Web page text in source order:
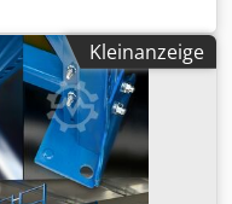
, Belastung pro
, Anzahl der
mm, Lichte Weite:
3’600 mm
4’500 mm,
3’600 mm, 4
3) je 11,3 m Länge,
Kleinanzeige